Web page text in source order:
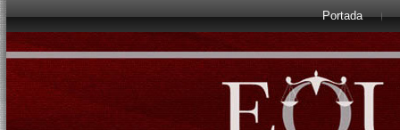
Portada